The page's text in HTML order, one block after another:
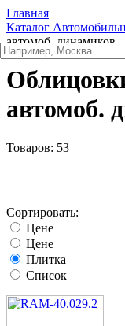
Главная
Каталог
автомоб. динамиков
автомоб.
Товаров: 53
Сортировать:
Цене
Цене
Плитка
Список